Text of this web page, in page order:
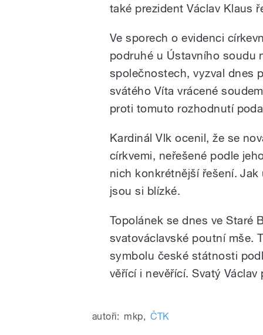
také prezident Václav Klaus
Ve sporech o evidenci
podruhé u Ústavního soudu
společnostech, vyzval dnes
svátého Víta vrácené
proti tomuto rozhodnutí
Kardinál Vlk ocenil, že se
církvemi, neřešené podle
nich konkrétnější řešení.
jsou si blízké.
Topolánek se dnes ve Staré
svatováclavské poutní mše.
symbolu české státnosti
věřící i nevěřící. Svatý
autoři: mkp, ČTK